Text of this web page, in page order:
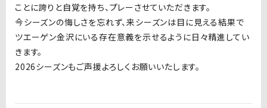
ことに誇りと自覚を持ち、プレーさせていただきます。
今シーズンの悔しさを忘れず、来シーズンは目に見える結果で
ツエーゲン金沢にいる存在意義を示せるように日々精進してい
きます。
2026シーズンもご声援よろしくお願いいたします。